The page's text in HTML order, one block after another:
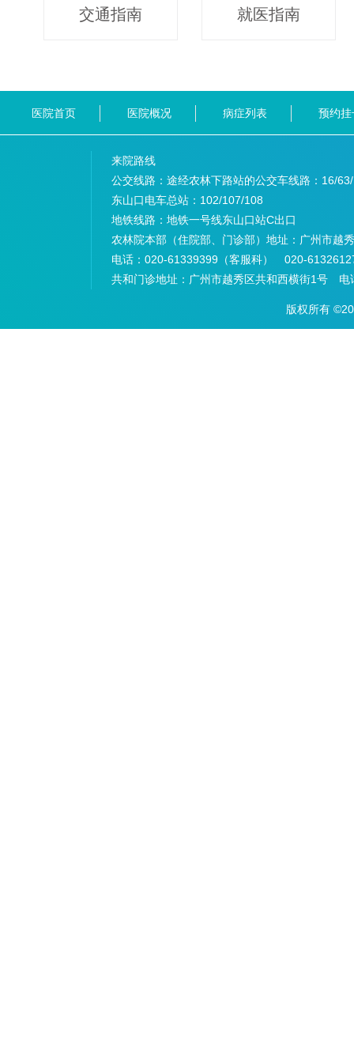
交通指南 就医指南
医院首页 医院概况 病症列表 预约挂
来院路线
公交线路：途经农林下路站的公交车线路： 16/
东山口电车总站： 102/107/108
地铁线路： 地铁一号线东山口站C出口
农林院本部（住院部、门诊部）地址： 广州市越
电话： 020-61339399（客服科） 020-
共和门诊地址： 广州市越秀区共和西横街1号 电
版权所有